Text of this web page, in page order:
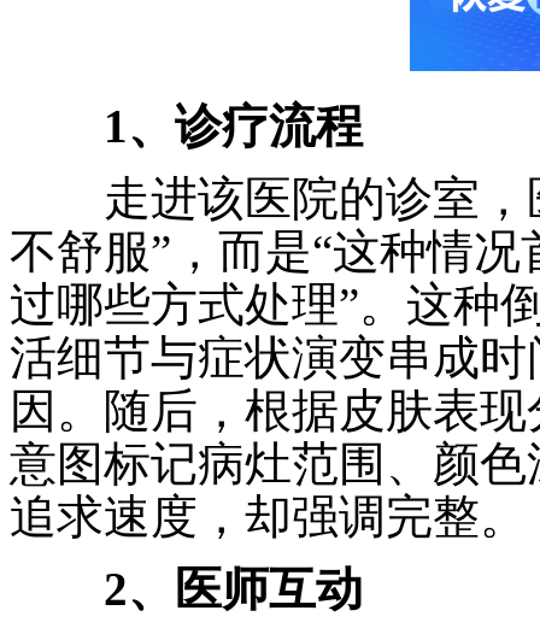
1、诊疗流程
走进该医院的诊室，
不舒服”，而是“这种情
过哪些方式处理”。这种
活细节与症状演变串成
因。随后，根据皮肤表
意图标记病灶范围、颜
追求速度，却强调完整。
2、医师互动